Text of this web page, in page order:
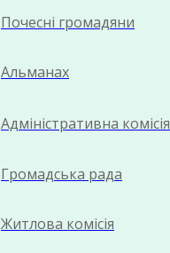
Почесні громадяни
Альманах
Адміністративна комісія
Громадська рада
Житлова комісія